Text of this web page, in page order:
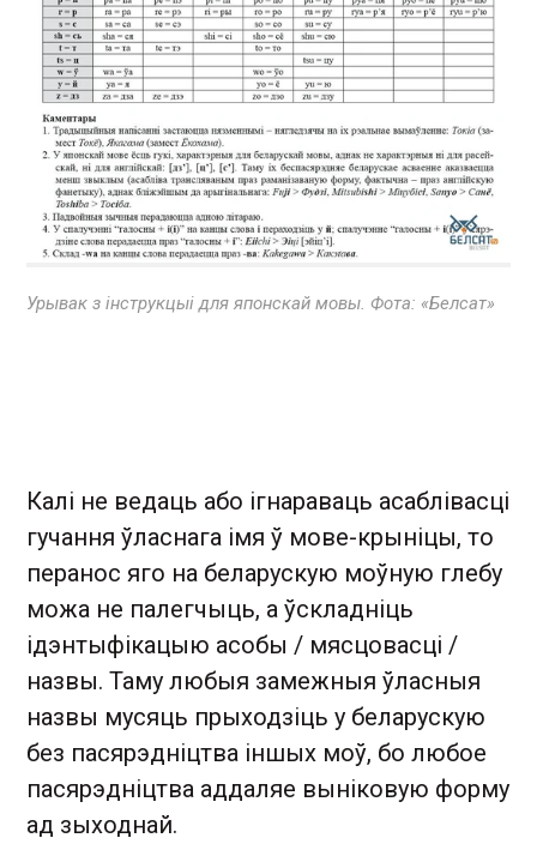
Урывак з інструкцыі для японскай мовы. Фота: «Белсат»
Калі не ведаць або ігнараваць асаблівасці
гучання ўласнага імя ў мове-крыніцы, то
перанос яго на беларускую моўную глебу
можа не палегчыць, а ўскладніць
ідэнтыфікацыю асобы / мясцовасці /
назвы. Таму любыя замежныя ўласныя
назвы мусяць прыходзіць у беларускую
без пасярэдніцтва іншых моў, бо любое
пасярэдніцтва аддаляе выніковую форму
ад зыходнай.